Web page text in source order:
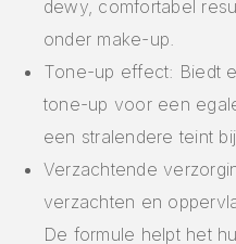
dewy, comfortabel
onder make-up.
Tone-up effect: Biedt
tone-up voor een
een stralendere teint
Verzachtende
verzachten en
De formule helpt het